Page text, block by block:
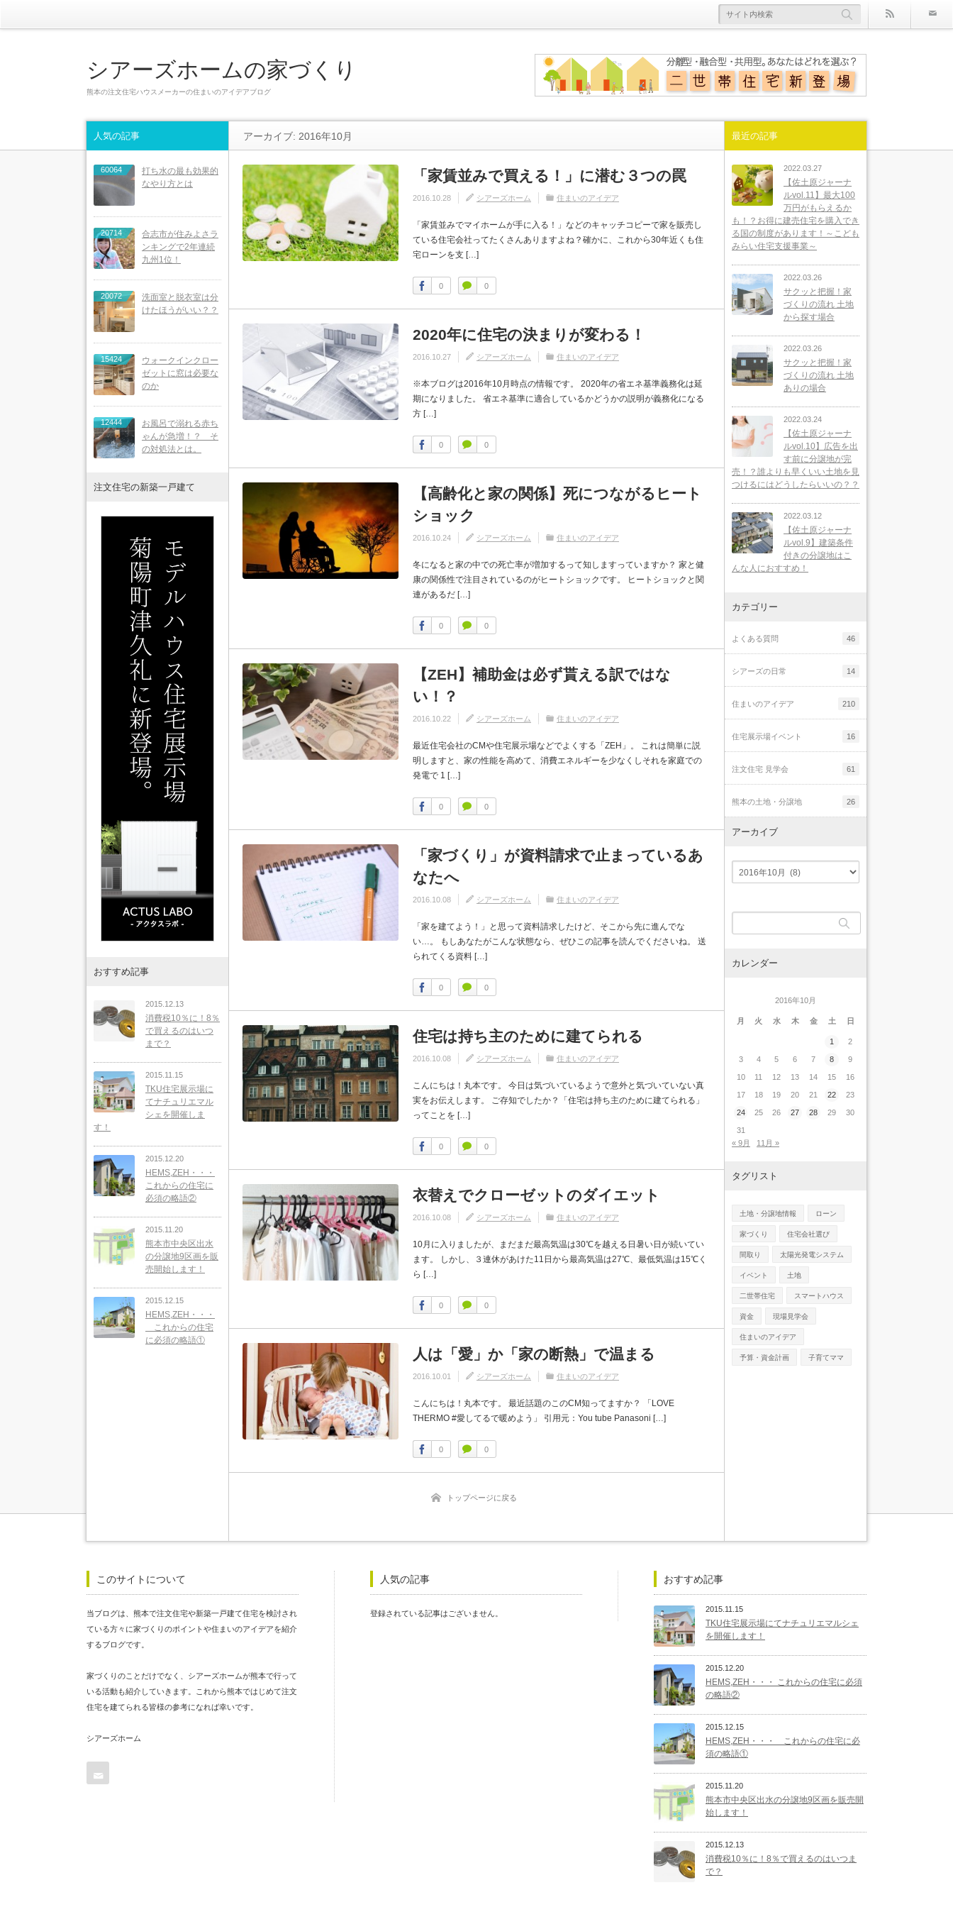
シアーズホームの家づくり
熊本の注文住宅ハウスメーカーの住まいのアイデアブログ
アーカイブ: 2016年10月
「家賃並みで買える！」に潜む３つの罠
2016.10.28 シアーズホーム 住まいのアイデア
「家賃並みでマイホームが手に入る！」などのキャッチコピーで家を販売し
ている住宅会社ってたくさんありますよね？確かに、これから30年近くも住
宅ローンを支 […]
0 0
2020年に住宅の決まりが変わる！
2016.10.27 シアーズホーム 住まいのアイデア
※本ブログは2016年10月時点の情報です。 2020年の省エネ基準義務化は延
期になりました。 省エネ基準に適合しているかどうかの説明が義務化になる
方 […]
0 0
【高齢化と家の関係】死につながるヒート
ショック
2016.10.24 シアーズホーム 住まいのアイデア
冬になると家の中での死亡率が増加するって知しますっていますか？ 家と健
康の関係性で注目されているのがヒートショックです。 ヒートショックと関
連があるだ […]
0 0
【ZEH】補助金は必ず貰える訳ではな
い！？
2016.10.22 シアーズホーム 住まいのアイデア
最近住宅会社のCMや住宅展示場などでよくする「ZEH」。 これは簡単に説
明しますと、家の性能を高めて、消費エネルギーを少なくしそれを家庭での
発電で 1 […]
0 0
「家づくり」が資料請求で止まっているあ
なたへ
2016.10.08 シアーズホーム 住まいのアイデア
「家を建てよう！」と思って資料請求したけど、そこから先に進んでな
い…。 もしあなたがこんな状態なら、ぜひこの記事を読んでくださいね。 送
られてくる資料 […]
0 0
住宅は持ち主のために建てられる
2016.10.08 シアーズホーム 住まいのアイデア
こんにちは！丸本です。 今日は気づいているようで意外と気づいていない真
実をお伝えします。 ご存知でしたか？「住宅は持ち主のために建てられる」
ってことを […]
0 0
衣替えでクローゼットのダイエット
2016.10.08 シアーズホーム 住まいのアイデア
10月に入りましたが、まだまだ最高気温は30℃を越える日暑い日が続いてい
ます。 しかし、３連休があけた11日から最高気温は27℃、最低気温は15℃く
ら […]
0 0
人は「愛」か「家の断熱」で温まる
2016.10.01 シアーズホーム 住まいのアイデア
こんにちは！丸本です。 最近話題のこのCM知ってますか？ 「LOVE
THERMO #愛してるで暖めよう」 引用元：You tube Panasoni […]
0 0
トップページに戻る
人気の記事
60064
打ち水の最も効果的
なやり方とは
20714
合志市が住みよさラ
ンキングで2年連続
九州1位！
20072
洗面室と脱衣室は分
けたほうがいい？？
15424
ウォークインクロー
ゼットに窓は必要な
のか
12444
お風呂で溺れる赤ち
ゃんが急増！？ そ
の対処法とは。
注文住宅の新築一戸建て
おすすめ記事
2015.12.13
消費税10％に！8％
で買えるのはいつ
まで？
2015.11.15
TKU住宅展示場に
てナチュリエマル
シェを開催しま
す！
2015.12.20
HEMS,ZEH・・・
これからの住宅に
必須の略語②
2015.11.20
熊本市中央区出水
の分譲地9区画を販
売開始します！
2015.12.15
HEMS,ZEH・・・
これからの住宅
に必須の略語①
最近の記事
2022.03.27
【佐土原ジャーナ
ルvol.11】最大100
万円がもらえるか
も！？お得に建売住宅を購入でき
る国の制度があります！～こども
みらい住宅支援事業～
2022.03.26
サクッと把握！家
づくりの流れ 土地
から探す場合
2022.03.26
サクッと把握！家
づくりの流れ 土地
ありの場合
2022.03.24
【佐土原ジャーナ
ルvol.10】広告を出
す前に分譲地が完
売！？誰よりも早くいい土地を見
つけるにはどうしたらいいの？？
2022.03.12
【佐土原ジャーナ
ルvol.9】建築条件
付きの分譲地はこ
んな人におすすめ！
カテゴリー
よくある質問 46
シアーズの日常 14
住まいのアイデア 210
住宅展示場イベント 16
注文住宅 見学会 61
熊本の土地・分譲地 26
アーカイブ
カレンダー
2016年10月
月 火 水 木 金 土 日
1 2
3 4 5 6 7 8 9
10 11 12 13 14 15 16
17 18 19 20 21 22 23
24 25 26 27 28 29 30
31
« 9月
11月 »
タグリスト
土地・分譲地情報 ローン
家づくり 住宅会社選び
間取り 太陽光発電システム
イベント 土地
二世帯住宅 スマートハウス
資金 現場見学会
住まいのアイデア
予算・資金計画 子育てママ
このサイトについて
当ブログは、熊本で注文住宅や新築一戸建て住宅を検討され
ている方々に家づくりのポイントや住まいのアイデアを紹介
するブログです。
家づくりのことだけでなく、シアーズホームが熊本で行って
いる活動も紹介していきます。これから熊本ではじめて注文
住宅を建てられる皆様の参考になれば幸いです。
シアーズホーム
人気の記事
登録されている記事はございません。
おすすめ記事
2015.11.15
TKU住宅展示場にてナチュリエマルシェ
を開催します！
2015.12.20
HEMS,ZEH・・・ これからの住宅に必須
の略語②
2015.12.15
HEMS,ZEH・・・ これからの住宅に必
須の略語①
2015.11.20
熊本市中央区出水の分譲地9区画を販売開
始します！
2015.12.13
消費税10％に！8％で買えるのはいつま
で？